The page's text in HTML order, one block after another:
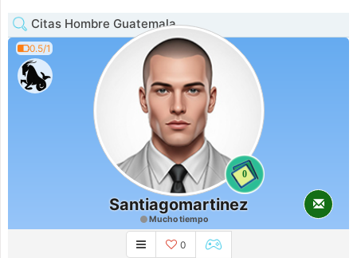
Citas Hombre Guatemala
0.5/1
0
Santiagomartinez
Mucho tiempo
0